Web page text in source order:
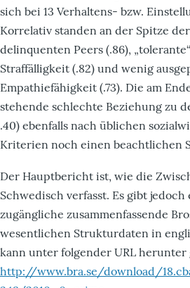
sich bei 13 Verhaltens- bzw.
Korrelativ standen an der Spitze
delinquenten Peers (.86),
Straffälligkeit (.82) und wenig
Empathiefähigkeit (.73). Die am
stehende schlechte Beziehung zu
.40) ebenfalls nach üblichen
Kriterien noch einen beachtlichen
Der Hauptbericht ist, wie die
Schwedisch verfasst. Es gibt jedoch
zugängliche zusammenfassende
wesentlichen Strukturdaten in
kann unter folgender URL herunter
http://www.bra.se/download/